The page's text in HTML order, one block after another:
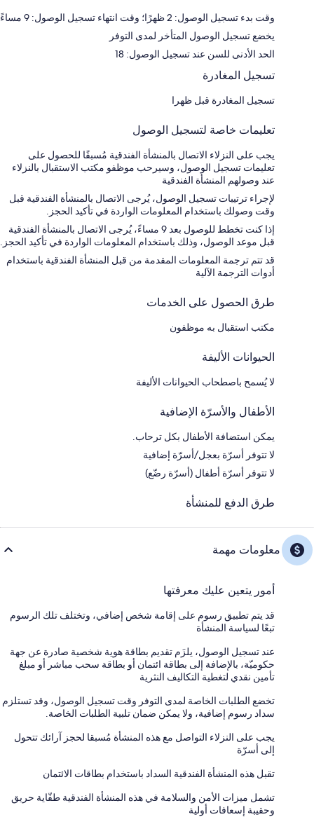
وقت بدء تسجيل الوصول: 2 ظهرًا؛ وقت انتهاء تسجيل الوصول: 9 مساءً
يخضع تسجيل الوصول المتأخر لمدى التوفر
الحد الأدنى للسن عند تسجيل الوصول: 18
تسجيل المغادرة
تسجيل المغادرة قبل ظهرا
تعليمات خاصة لتسجيل الوصول
يجب على النزلاء الاتصال بالمنشأة الفندقية مُسبقًا للحصول على
تعليمات تسجيل الوصول، وسيرحب موظفو مكتب الاستقبال بالنزلاء
عند وصولهم المنشأة الفندقية
لإجراء ترتيبات تسجيل الوصول، يُرجى الاتصال بالمنشأة الفندقية قبل
وقت وصولك باستخدام المعلومات الواردة في تأكيد الحجز.
إذا كنت تخطط للوصول بعد 9 مساءً، يُرجى الاتصال بالمنشأة الفندقية
قبل موعد الوصول، وذلك باستخدام المعلومات الواردة في تأكيد الحجز.
قد تتم ترجمة المعلومات المقدمة من قبل المنشأة الفندقية باستخدام
أدوات الترجمة الآلية
طرق الحصول على الخدمات
مكتب استقبال به موظفون
الحيوانات الأليفة
لا يُسمح باصطحاب الحيوانات الأليفة
الأطفال والأسرّة الإضافية
يمكن استضافة الأطفال بكل ترحاب.
لا تتوفر أسرّة بعجل/أسرّة إضافية
لا تتوفر أسرّة أطفال (أسرّة رضّع)
طرق الدفع للمنشأة
معلومات مهمة
أمور يتعين عليك معرفتها
قد يتم تطبيق رسوم على إقامة شخص إضافي، وتختلف تلك الرسوم
تبعًا لسياسة المنشأة
عند تسجيل الوصول، يلزَم تقديم بطاقة هوية شخصية صادرة عن جهة
حكوميّة، بالإضافة إلى بطاقة ائتمان أو بطاقة سحب مباشر أو مبلغ
تأمين نقدي لتغطية التكاليف النثرية
تخضع الطلبات الخاصة لمدى التوفر وقت تسجيل الوصول، وقد تستلزم
سداد رسوم إضافية، ولا يمكن ضمان تلبية الطلبات الخاصة.
يجب على النزلاء التواصل مع هذه المنشأة مُسبقا لحجز آرائك تتحول
إلى أسرّة
تقبل هذه المنشأة الفندقية السداد باستخدام بطاقات الائتمان
تشمل ميزات الأمن والسلامة في هذه المنشأة الفندقية طفّاية حريق
وحقيبة إسعافات أولية